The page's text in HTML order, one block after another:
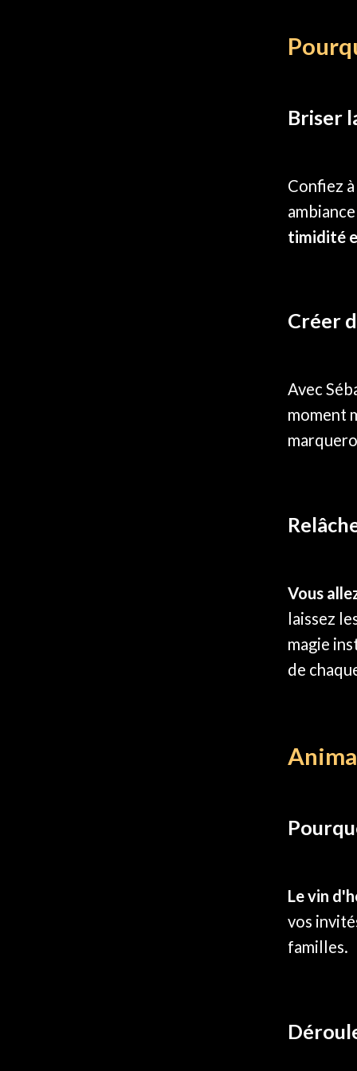
Briser
Confiez
timidité
Créer
Avec
moment
Vous
laissez
magie
de
Le vin
vos
familles.